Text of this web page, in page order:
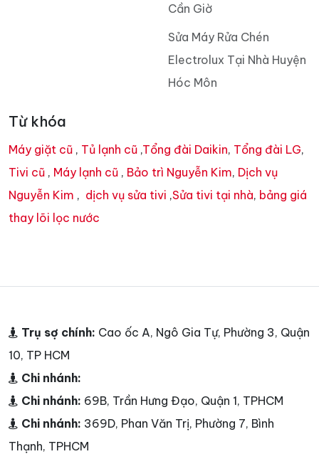
Cần Giờ
Sửa Máy Rửa Chén
Electrolux Tại Nhà Huyện
Hóc Môn
Từ khóa
Máy giặt cũ , Tủ lạnh cũ ,Tổng đài Daikin, Tổng đài LG,
Tivi cũ , Máy lạnh cũ , Bảo trì Nguyễn Kim, Dịch vụ
Nguyễn Kim , dịch vụ sửa tivi ,Sửa tivi tại nhà, bảng giá
thay lõi lọc nước
Trụ sợ chính: Cao ốc A, Ngô Gia Tự, Phường 3, Quận
10, TP HCM
Chi nhánh:
Chi nhánh: 69B, Trần Hưng Đạo, Quận 1, TPHCM
Chi nhánh: 369D, Phan Văn Trị, Phường 7, Bình
Thạnh, TPHCM